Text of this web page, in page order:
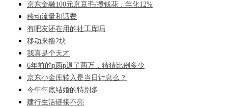
京东金融100元京豆毛/攒钱花，年化12%
移动流量和话费
有吧友还在用的社工库吗
移动来撸2块
我真是个天才
6年前的p两p退了两万，猜猜比例多少
京东小金库转入是当日计息么？
今年年底结婚的特别多
建行生活链接不亮